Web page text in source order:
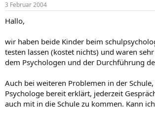
3 Februar 2004
Hallo,
wir haben beide Kinder beim
testen lassen (kostet nichts) und waren
dem Psychologen und der Durchführung
Auch bei weiteren Problemen in der
Psychologe bereit erklärt, jederzeit
auch mit in die Schule zu kommen. Kann